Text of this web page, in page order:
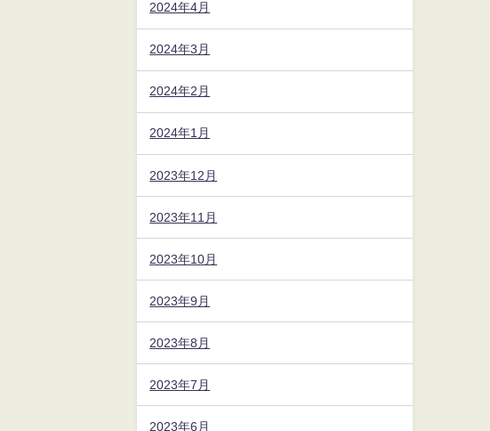
2024年4月
2024年3月
2024年2月
2024年1月
2023年12月
2023年11月
2023年10月
2023年9月
2023年8月
2023年7月
2023年6月